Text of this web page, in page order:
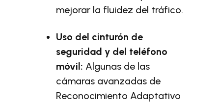
mejorar la fluidez del tráfico.
Uso del cinturón de
seguridad y del teléfono
móvil: Algunas de las
cámaras avanzadas de
Reconocimiento Adaptativo